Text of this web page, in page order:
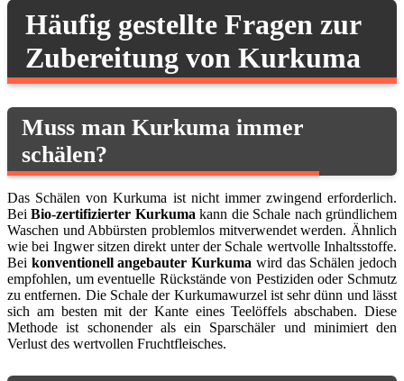
Häufig gestellte Fragen zur
Zubereitung von Kurkuma
Muss man Kurkuma immer
schälen?
Das Schälen von Kurkuma ist nicht immer zwingend erforderlich.
BeiBio-zertifizierter Kurkuma kann die Schale nach gründlichem
Waschen und Abbürsten problemlos mitverwendet werden. Ähnlich
wie bei Ingwer sitzen direkt unter der Schale wertvolle Inhaltsstoffe.
Bei konventionell angebauter Kurkuma wird das Schälen jedoch
empfohlen, um eventuelle Rückstände von Pestiziden oder Schmutz
zu entfernen. Die Schale der Kurkumawurzel ist sehr dünn und lässt
sich am besten mit der Kante eines Teelöffels abschaben. Diese
Methode ist schonender als ein Sparschäler und minimiert den
Verlust des wertvollen Fruchtfleisches.